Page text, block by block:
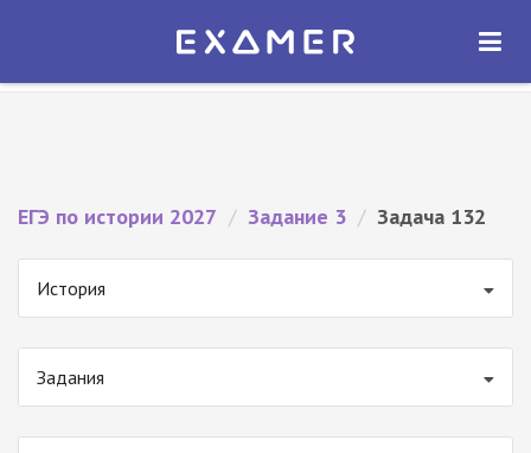
Экзамер — ЕГЭ 2027
ОТКРЫТЬ
ЕГЭ по истории 2027 / Задание 3 / Задача 132
История
Задания